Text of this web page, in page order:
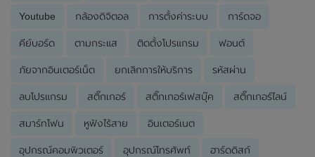
Youtube กล้องดิจิตอล การตั้งค่าระบบ การ์ดจอ
คีย์บอร์ด ตามกระแส ติดตั้งโปรแกรม ฟอนต์
ภัยจากอินเตอร์เน็ต ยกเลิกการให้บริการ รหัสผ่าน
ลบโปรแกรม สติ๊กเกอร์ สติ๊กเกอร์เฟสบุ๊ค สติ๊กเกอร์ไลน์
สมาร์ทโฟน หูฟังไร้สาย อินเตอร์เนต
อุปกรณ์คอมพิวเตอร์ อุปกรณ์โทรศัพท์ ฮาร์ดดิสก์